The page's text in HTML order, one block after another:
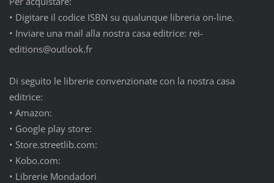
• Digitare il codice ISBN su qualunque libreria on-line.
• Inviare una mail alla nostra casa editrice: rei-
editions@outlook.fr
Di seguito le librerie convenzionate con la nostra casa
editrice:
• Amazon:
• Google play store:
• Store.streetlib.com:
• Kobo.com:
• Librerie Mondadori